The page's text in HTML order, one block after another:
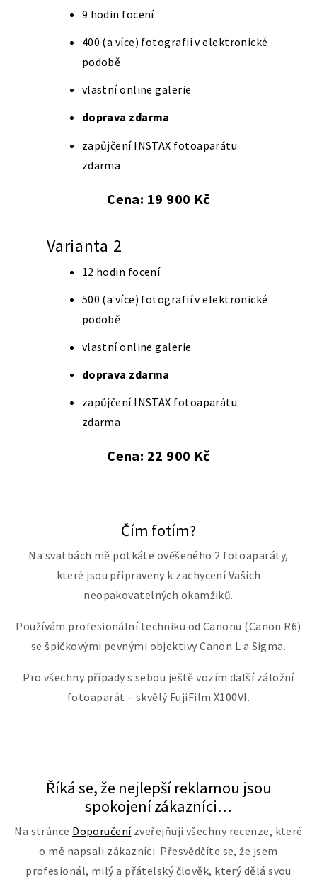
9 hodin focení
400 (a více) fotografií v elektronické
podobě
vlastní online galerie
doprava zdarma
zapůjčení INSTAX fotoaparátu
zdarma
Cena: 19 900 Kč
Varianta 2
12 hodin focení
500 (a více) fotografií v elektronické
podobě
vlastní online galerie
doprava zdarma
zapůjčení INSTAX fotoaparátu
zdarma
Cena: 22 900 Kč
Čím fotím?
Na svatbách mě potkáte ověšeného 2 fotoaparáty,
které jsou připraveny k zachycení Vašich
neopakovatelných okamžiků.
Používám profesionální techniku od Canonu (Canon R6)
se špičkovými pevnými objektivy Canon L a Sigma.
Pro všechny případy s sebou ještě vozím další záložní
fotoaparát – skvělý FujiFilm X100VI.
Říká se, že nejlepší reklamou jsou
spokojení zákazníci…
Na stránce Doporučenízveřejňuji všechny recenze, které
o mě napsali zákazníci. Přesvědčíte se, že jsem
profesionál, milý a přátelský člověk, který dělá svou